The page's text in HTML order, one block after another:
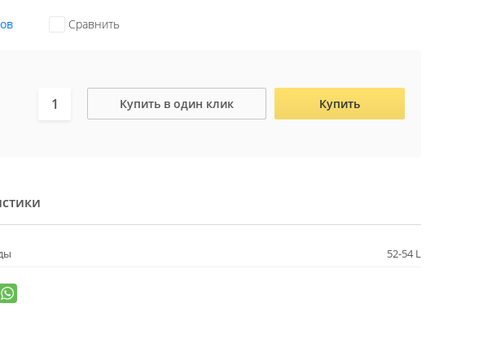
Сравнить
Купить в один клик Купить
52-54 L